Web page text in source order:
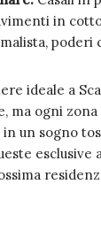
in
poderi
ideale a
ma ogni
un sogno
esclusive